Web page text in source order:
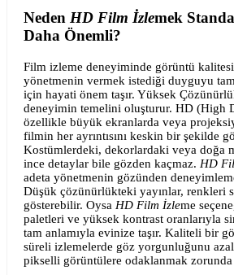
Neden HD Film İzlemek
Daha Önemli?
Film izleme deneyiminde görüntü
yönetmenin vermek istediği duyguyu
için hayati önem taşır. Yüksek
deneyimin temelini oluşturur. HD (High
özellikle büyük ekranlarda veya
filmin her ayrıntısını keskin bir şekilde
Kostümlerdeki, dekorlardaki veya doğa
ince detaylar bile gözden kaçmaz. HD
adeta yönetmenin gözünden
Düşük çözünürlükteki yayınlar, renkleri
gösterebilir. Oysa HD Film İzleme
paletleri ve yüksek kontrast oranlarıyla
tam anlamıyla evinize taşır. Kaliteli bir
süreli izlemelerde göz yorgunluğunu
pikselli görüntülere odaklanmak zorunda